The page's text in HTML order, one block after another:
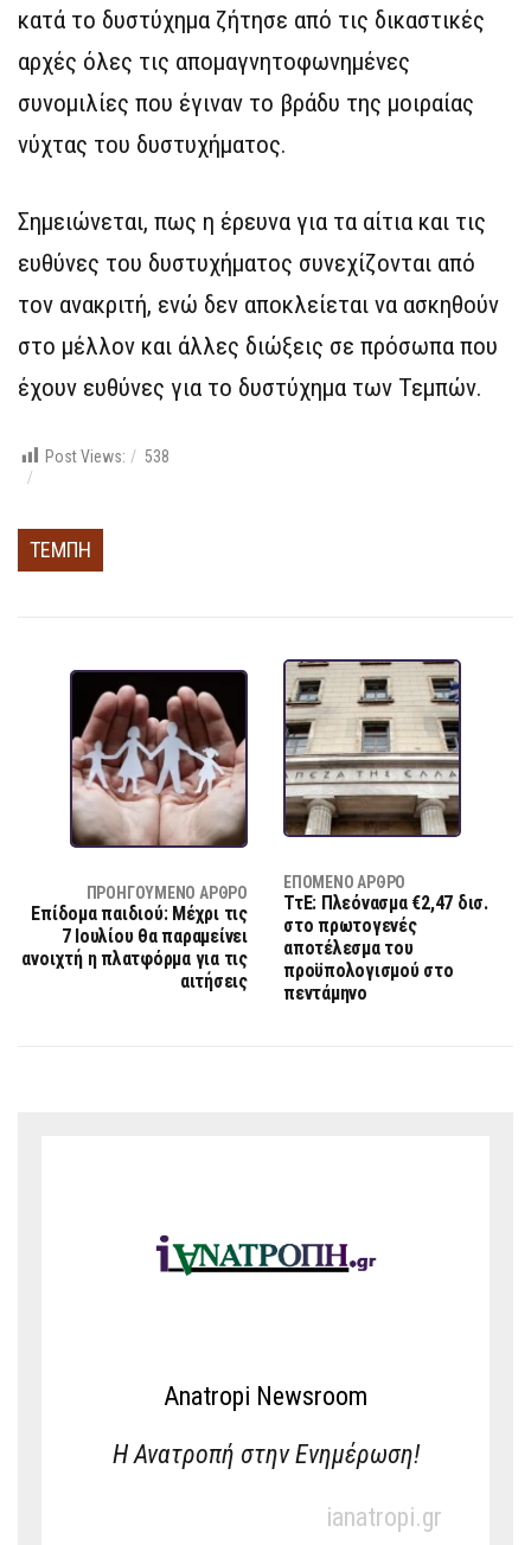
κατά το δυστύχημα ζήτησε από τις δικαστικές
αρχές όλες τις απομαγνητοφωνημένες
συνομιλίες που έγιναν το βράδυ της μοιραίας
νύχτας του δυστυχήματος.
Σημειώνεται, πως η έρευνα για τα αίτια και τις
ευθύνες του δυστυχήματος συνεχίζονται από
τον ανακριτή, ενώ δεν αποκλείεται να ασκηθούν
στο μέλλον και άλλες διώξεις σε πρόσωπα που
έχουν ευθύνες για το δυστύχημα των Τεμπών.
Post Views: 538
ΤΕΜΠΗ
ΠΡΟΗΓΟΎΜΕΝΟ ΆΡΘΡΟ
Επίδομα παιδιού: Μέχρι τις
7 Ιουλίου θα παραμείνει
ανοιχτή η πλατφόρμα για τις
αιτήσεις
ΕΠΌΜΕΝΟ ΆΡΘΡΟ
ΤτΕ: Πλεόνασμα €2,47 δισ.
στο πρωτογενές
αποτέλεσμα του
προϋπολογισμού στο
πεντάμηνο
Anatropi Newsroom
Η Ανατροπή στην Ενημέρωση!
ianatropi.gr